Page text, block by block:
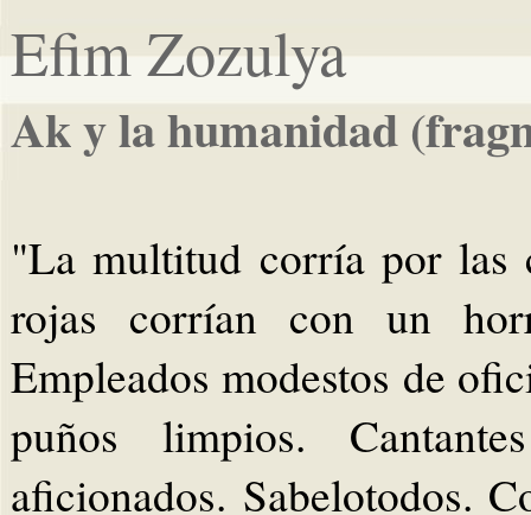
Efim Zozulya
Ak y la humanidad
"La multitud corría por las
rojas corrían con un
Empleados modestos de
puños limpios.
aficionados. Sabelotodos.